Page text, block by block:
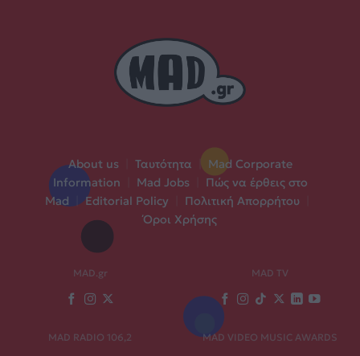
About us Ταυτότητα | Mad Corporate
Information
Mad Jobs
Πώς να έρθεις στο
Mad
Editorial Policy Πολιτική Απορρήτου
Όροι Χρήσης
MAD.gr MAD TV
MAD RADIO 106,2 MAD VIDEO MUSIC AWARDS